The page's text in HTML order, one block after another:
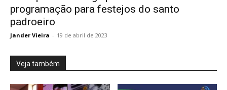
programação para festejos do santo
padroeiro
Jander Vieira - 19 de abril de 2023
Veja também